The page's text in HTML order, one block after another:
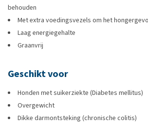
behouden
Met extra voedingsvezels om het
Laag energiegehalte
Graanvrij
Geschikt voor
Honden met suikerziekte (Diabetes mellitus)
Overgewicht
Dikke darmontsteking (chronische colitis)